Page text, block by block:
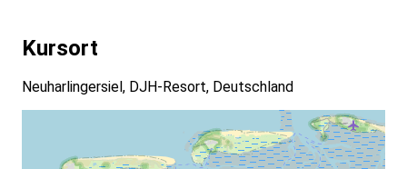
Kursort
Neuharlingersiel, DJH-Resort, Deutschland